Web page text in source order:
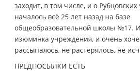
заходит, в том числе, и о
началось всё 25 лет назад на базе
общеобразовательной школы №17.
изюминка учреждения, и очень
рассыпалось, не растерялось, не
ПРЕДПОСЫЛКИ ЕСТЬ